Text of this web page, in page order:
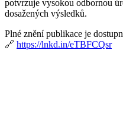
potvrzuje vysokou odbornou
dosažených výsledků.
Plné znění publikace je
🔗 https://lnkd.in/eTBFCQsr